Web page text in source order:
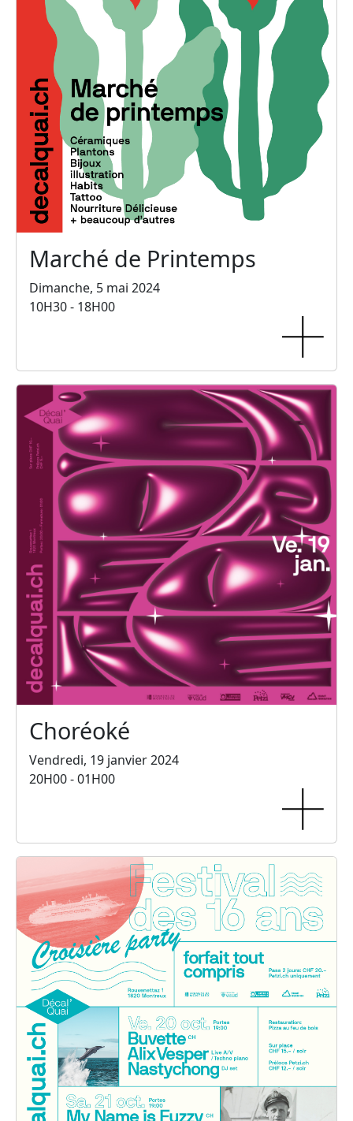
Marché de Printemps
Dimanche, 5 mai 2024
10H30 - 18H00
Choréoké
Vendredi, 19 janvier 2024
20H00 - 01H00